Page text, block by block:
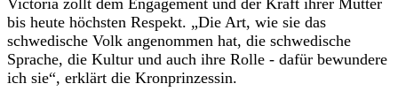
bis heute höchsten Respekt. „Die Art, wie sie das
schwedische Volk angenommen hat, die schwedische
Sprache, die Kultur und auch ihre Rolle - dafür bewundere
ich sie“, erklärt die Kronprinzessin.